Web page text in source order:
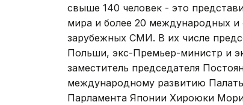
свыше 140 человек - это
мира и более 20 международных и
зарубежных СМИ. В их числе
Польши, экс-Премьер-министр и
заместитель председателя
международному развитию
Парламента Японии Хироюки